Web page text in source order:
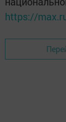
https://